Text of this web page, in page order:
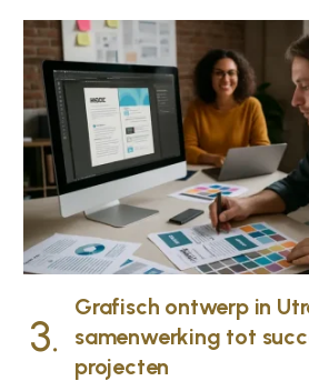
Grafisch ontwerp in
samenwerking tot
projecten